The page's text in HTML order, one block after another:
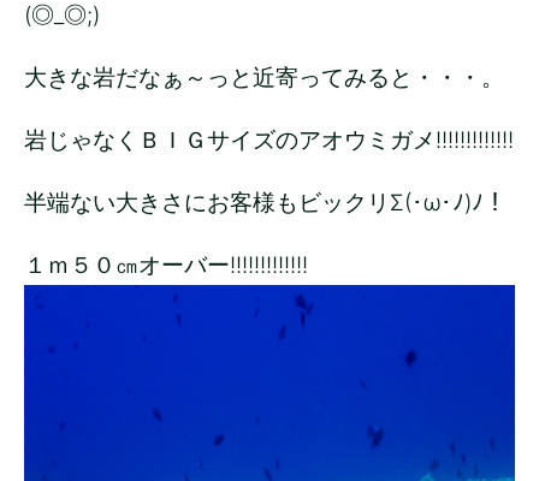
(◎_◎;)
大きな岩だなぁ～っと近寄ってみると・・・。
岩じゃなくＢＩＧサイズのアオウミガメ!!!!!!!!!!!!!
半端ない大きさにお客様もビックリΣ(･ω･ﾉ)ﾉ！
１ｍ５０㎝オーバー!!!!!!!!!!!!!